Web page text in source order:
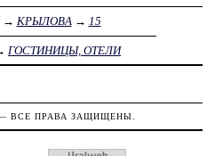
→ КРЫЛОВА→ 15
ГОСТИНИЦЫ, ОТЕЛИ
ВСЕ ПРАВА ЗАЩИЩЕНЫ.